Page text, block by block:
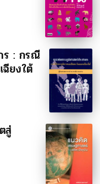
ร : กรณี
ฉียงใต้
สู่